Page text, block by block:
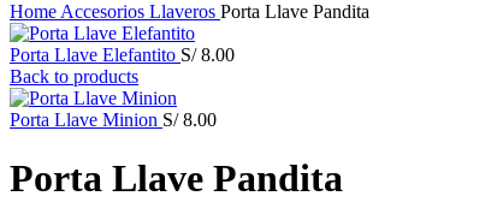
Home Accesorios Llaveros Porta Llave Pandita
Porta Llave Elefantito S/8.00
Back to products
Porta Llave Minion S/8.00
Porta Llave Pandita